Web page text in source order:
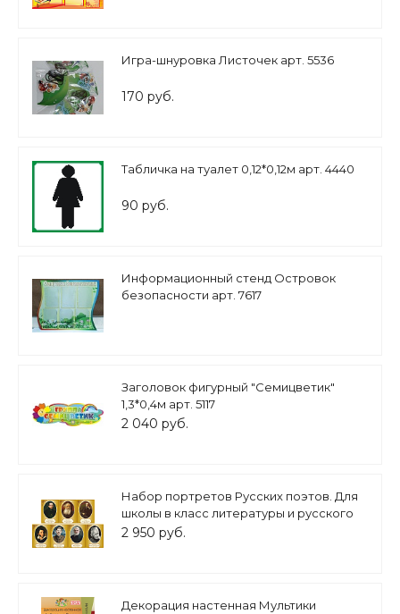
Игра-шнуровка Листочек арт. 5536
170 руб.
Табличка на туалет 0,12*0,12м арт. 4440
90 руб.
Информационный стенд Островок
безопасности арт. 7617
Заголовок фигурный "Семицветик"
1,3*0,4м арт. 5117
2 040 руб.
Набор портретов Русских поэтов. Для
школы в класс литературы и русского
языка. 0,3*0,4 м. 7 шт. Арт. Ш1223
2 950 руб.
Декорация настенная Мультики